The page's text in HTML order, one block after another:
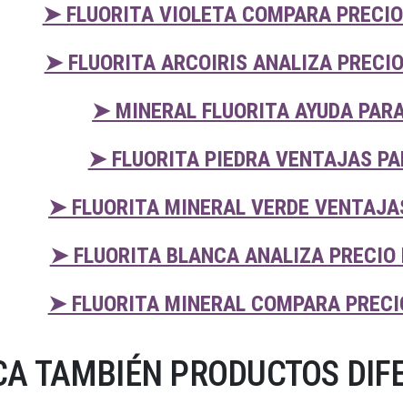
➤ FLUORITA VIOLETA COMPARA
➤ FLUORITA ARCOIRIS ANALIZA
➤ MINERAL FLUORITA AYUDA
➤ FLUORITA PIEDRA VENTAJAS
➤ FLUORITA MINERAL VERDE
➤ FLUORITA BLANCA ANALIZA PRECIO
➤ FLUORITA MINERAL COMPARA
TAMBIÉN PRODUCTOS